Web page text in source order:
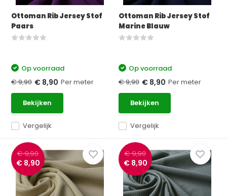
Ottoman Rib Jersey Stof
Paars
Vergelijk
Op voorraad
€ 9,90 € 8,90 Per meter
Bekijken
Ottoman Rib Jersey Stof
Marine Blauw
Vergelijk
Op voorraad
€ 9,90 € 8,90 Per meter
Bekijken
€ 9,90
€ 8,90
€ 9,90
€ 8,90